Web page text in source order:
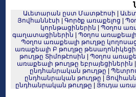
Աւետարան ըստ Մատթէոսի
Յովհաննէսի
Գործք առաքելոց
կորնթացիներին
Պօղոս
գաղատացիներին
Պօղոս
Պօղոս առաքեալի թուղթը
առաքեալի Բ թուղթը
թուղթը Տիմոթէոսին
Պօղոս
առաքեալի թուղթը եբրայեցիներին
ընդհանրական թուղթը
ընդհանրական թուղթը
ընդհանրական թուղթը
Յուդա